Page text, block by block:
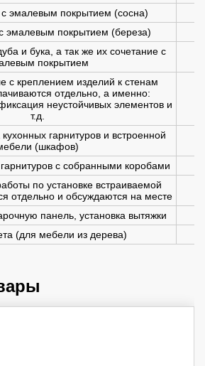
эмалевым покрытием (сосна)
эмалевым покрытием (береза)
и бука, а так же их сочетание с
покрытием
с креплением изделий к стенам
отдельно, а именно:
неустойчивых элементов и
т.д.
гарнитуров и встроенной
(шкафов)
с собранными коробами
по установке встраиваемой
отдельно и обсуждаются на месте
панель, установка вытяжки
(для мебели из дерева)